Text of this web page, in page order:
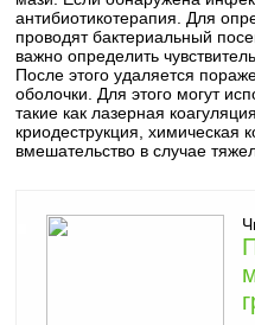
антибиотикотерапия. Для
проводят бактериальный
важно определить
После этого удаляется
оболочки. Для этого могут
такие как лазерная
криодеструкция, химическая
вмешательство в случае